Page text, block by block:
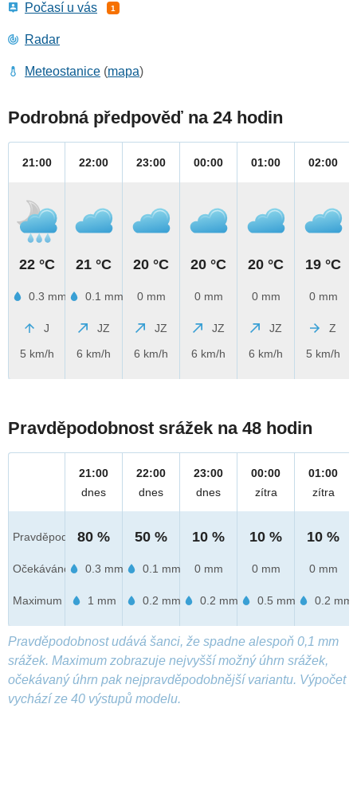
Počasí u vás 1
Radar
Meteostanice (mapa)
Podrobná předpověď na 24 hodin
21:00
22 °C
0.3 mm
J
5 km/h
22:00
21 °C
0.1 mm
JZ
6 km/h
23:00
20 °C
0 mm
JZ
6 km/h
00:00
20 °C
0 mm
JZ
6 km/h
01:00
20 °C
0 mm
JZ
6 km/h
02:00
19 °C
0 mm
Z
5 km/h
Pravděpodobnost srážek na 48 hodin
Pravděpod.
Očekáváno
Maximum
21:00
dnes
80 %
0.3 mm
1 mm
22:00
dnes
50 %
0.1 mm
0.2 mm
23:00
dnes
10 %
0 mm
0.2 mm
00:00
zítra
10 %
0 mm
0.5 mm
01:00
zítra
10 %
0 mm
0.2 mm
Pravděpodobnost udává šanci, že spadne alespoň 0,1 mm
srážek. Maximum zobrazuje nejvyšší možný úhrn srážek,
očekávaný úhrn pak nejpravděpodobnější variantu. Výpočet
vychází ze 40 výstupů modelu.